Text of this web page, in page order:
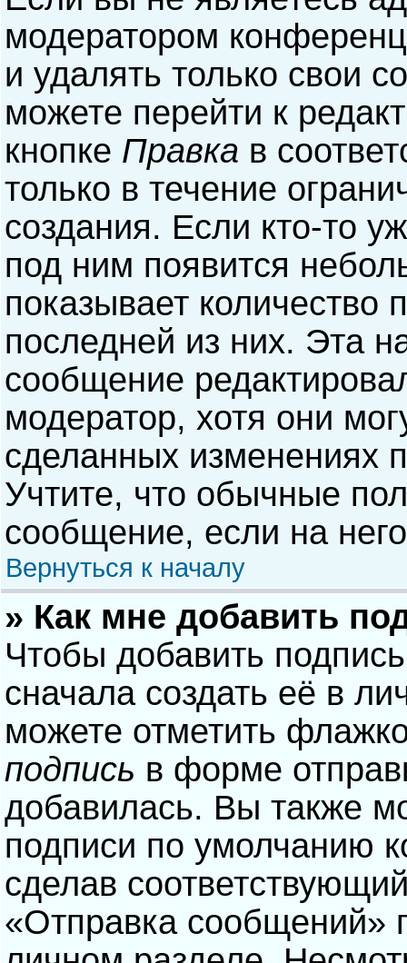
модератором
и удалять только свои
можете перейти к
кнопке Правка в
только в течение
создания. Если кто-то
под ним появится
показывает количество
последней из них. Эта
сообщение
модератор, хотя они
сделанных изменениях
Учтите, что обычные
сообщение, если на
Вернуться к началу
» Как мне добавить
Чтобы добавить
сначала создать её в
можете отметить
подпись в форме
добавилась. Вы также
подписи по умолчанию
сделав
«Отправка сообщений»